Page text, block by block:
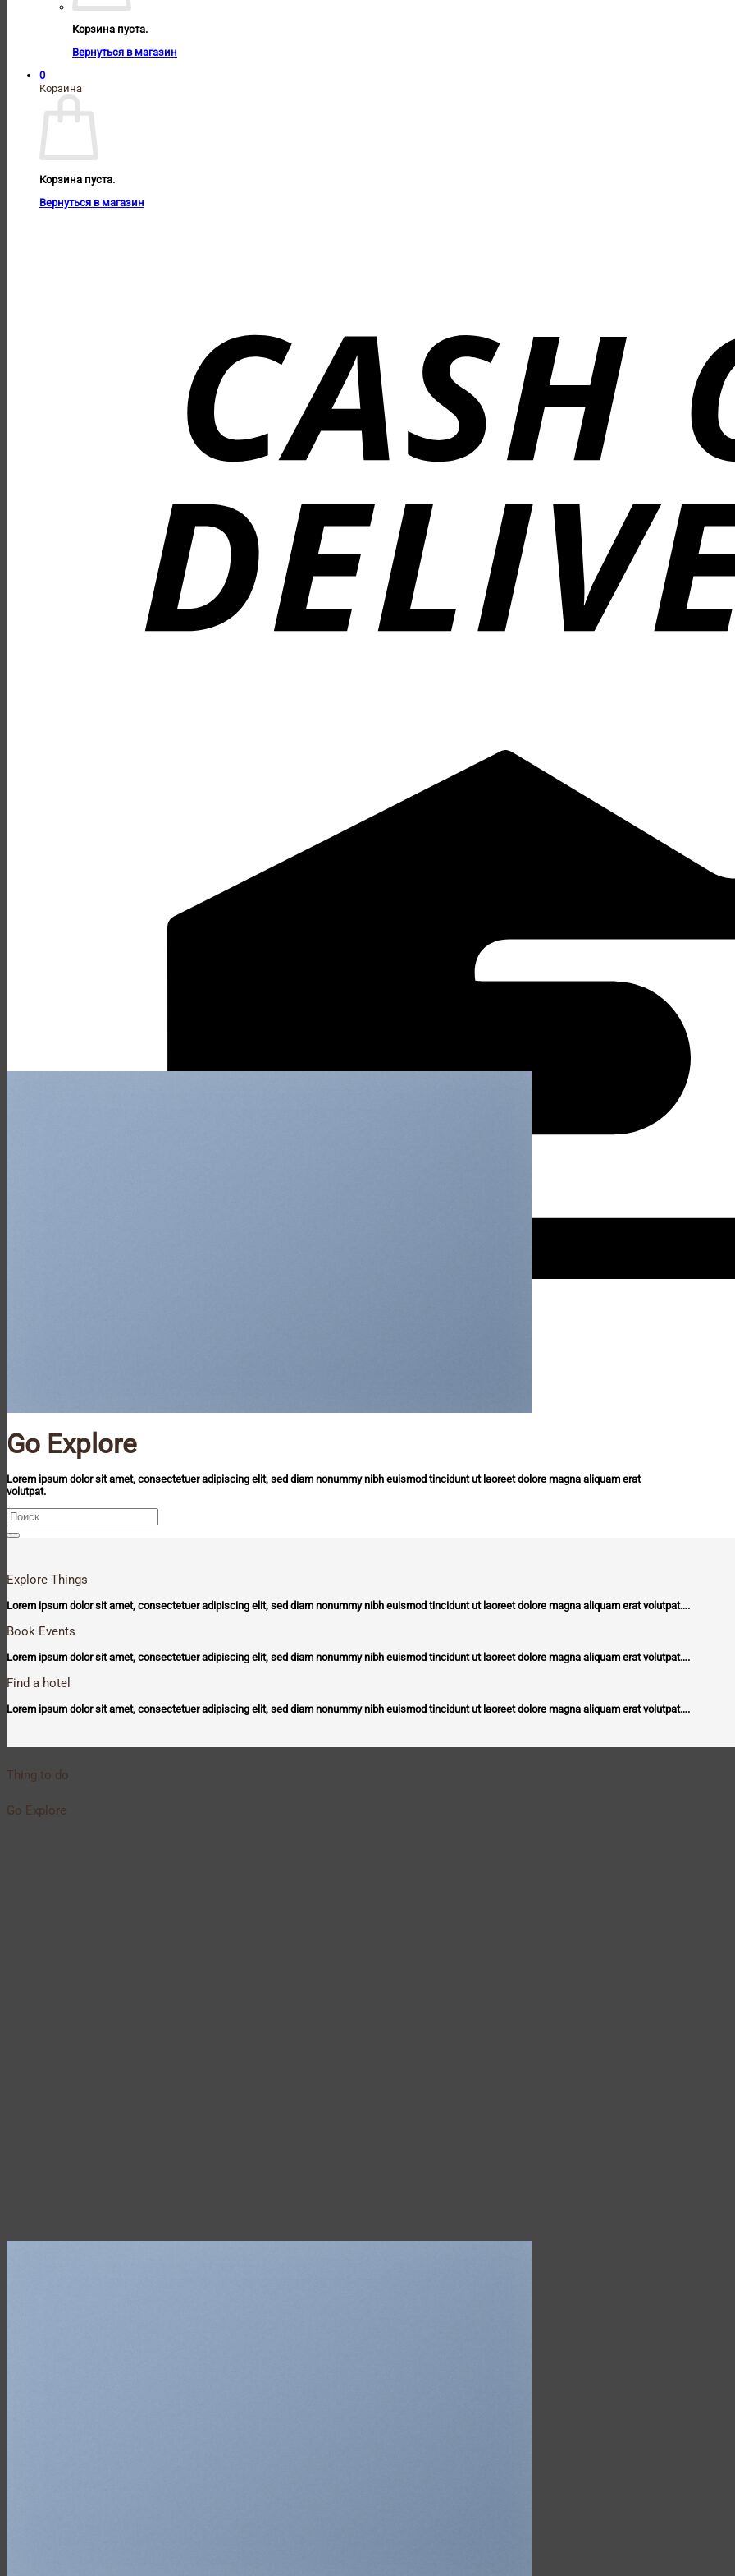
Корзина пуста.
Вернуться в магазин
0
Корзина
Корзина пуста.
Вернуться в магазин
Go Explore
Lorem ipsum dolor sit amet, consectetuer adipiscing elit, sed diam nonummy nibh euismod tincidunt ut laoreet dolore magna aliquam erat
volutpat.
Искать:
Explore Things
Lorem ipsum dolor sit amet, consectetuer adipiscing elit, sed diam nonummy nibh euismod tincidunt ut laoreet dolore magna aliquam erat volutpat….
Book Events
Lorem ipsum dolor sit amet, consectetuer adipiscing elit, sed diam nonummy nibh euismod tincidunt ut laoreet dolore magna aliquam erat volutpat….
Find a hotel
Lorem ipsum dolor sit amet, consectetuer adipiscing elit, sed diam nonummy nibh euismod tincidunt ut laoreet dolore magna aliquam erat volutpat….
Thing to do
Go Explore